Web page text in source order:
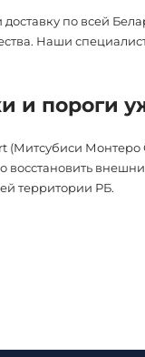
по всей
Наши
и пороги
восстановить
территории РБ.